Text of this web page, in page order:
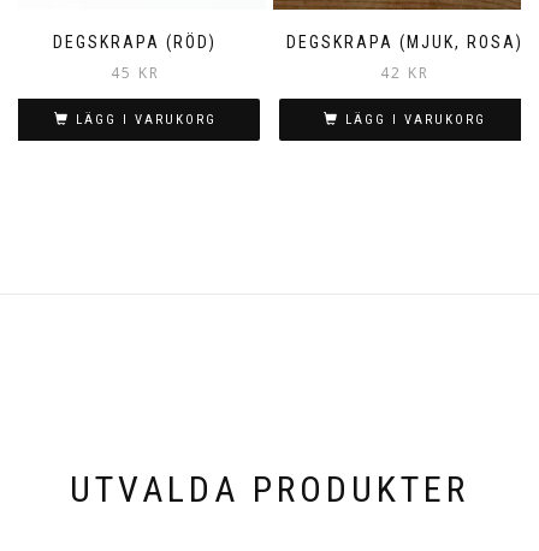
DEGSKRAPA (RÖD)
45 KR
LÄGG I VARUKORG
DEGSKRAPA (MJUK, ROSA)
42 KR
LÄGG I VARUKORG
UTVALDA PRODUKTER